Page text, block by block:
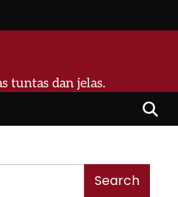
tuntas dan jelas.
Search